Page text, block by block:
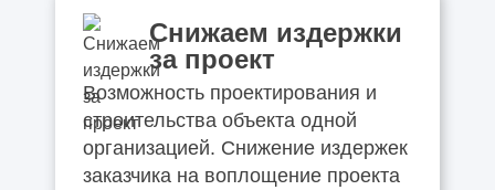
Снижаем издержки
за проект
Возможность проектирования и
строительства объекта одной
организацией. Снижение издержек
заказчика на воплощение проекта